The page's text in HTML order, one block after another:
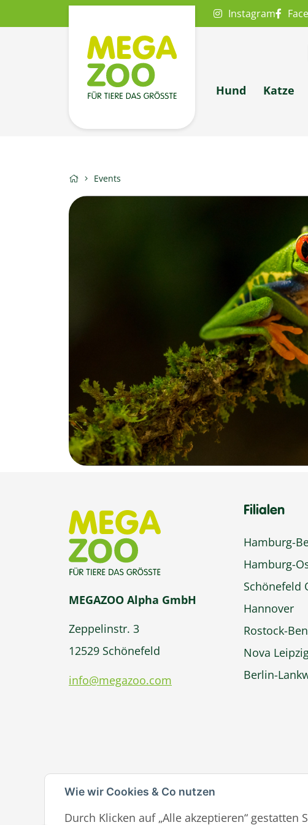
Instagram
Hund Katze
Events
MEGAZOO Alpha GmbH
Zeppelinstr. 3
12529 Schönefeld
info@megazoo.com
Filialen
Hamburg-
Hamburg-
Schönefeld
Hannover
Rostock-
Nova
Berlin-
Wie wir Cookies & Co nutzen
Durch Klicken auf „Alle akzeptieren“